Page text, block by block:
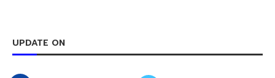
UPDATE ON